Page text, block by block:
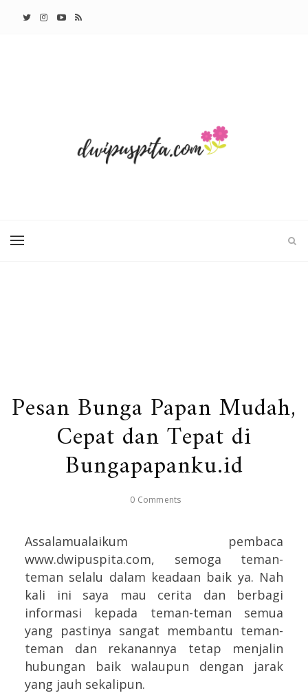
Pesan Bunga Papan Mudah,
Cepat dan Tepat di
Bungapapanku.id
0 Comments
Assalamualaikum pembaca
www.dwipuspita.com, semoga teman-
teman selalu dalam keadaan baik ya. Nah
kali ini saya mau cerita dan berbagi
informasi kepada teman-teman semua
yang pastinya sangat membantu teman-
teman dan rekanannya tetap menjalin
hubungan baik walaupun dengan jarak
yang jauh sekalipun.